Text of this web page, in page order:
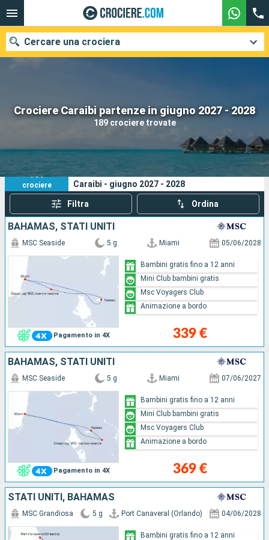
Crociere Caraibi partenze in giugno 2027 - 2028
189 crociere trovate
Cercare una crociera
Le nostre destinazioni
Porti
Ricerca
189
crociere
Caraibi - giugno 2027 - 2028
Filtra Ordina
BAHAMAS, STATI UNITI
Pagamento in 4X
MSC Seaside 5 g Miami 05/06/2028
339 €
Bambini gratis fino a 12 anni
Mini Club bambini gratis
Msc Voyagers Club
Animazione a bordo
BAHAMAS, STATI UNITI
Pagamento in 4X
MSC Seaside 5 g Miami 07/06/2027
369 €
Bambini gratis fino a 12 anni
Mini Club bambini gratis
Msc Voyagers Club
Animazione a bordo
STATI UNITI, BAHAMAS
MSC Grandiosa 5 g Port Canaveral (Orlando) 04/06/2028
Bambini gratis fino a 12 anni